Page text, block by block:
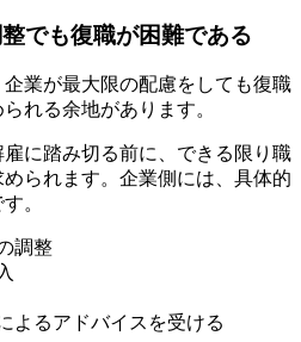
でも復職が困難である
業が最大限の配慮をしても復職
れる余地があります。
に踏み切る前に、できる限り職
られます。企業側には、具体的
。
調整
よるアドバイスを受ける